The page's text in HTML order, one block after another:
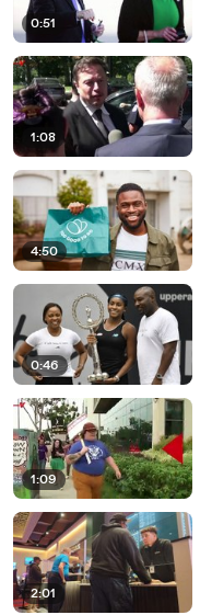
0:51
1:08
4:50
0:46
1:09
2:01